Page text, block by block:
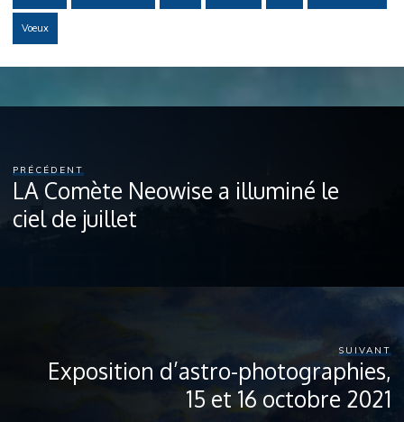
Voeux
PRÉCÉDENT
LA Comète Neowise a illuminé le
ciel de juillet
SUIVANT
Exposition d’astro-photographies,
15 et 16 octobre 2021